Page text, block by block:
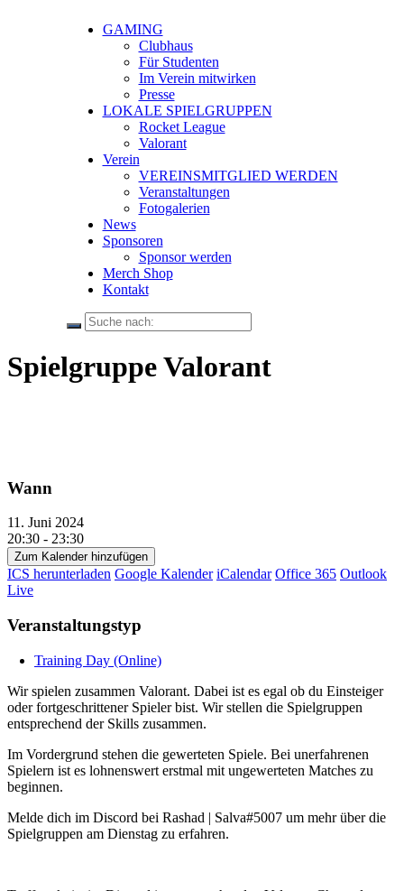
GAMING
Clubhaus
Für Studenten
Im Verein mitwirken
Presse
LOKALE SPIELGRUPPEN
Rocket League
Valorant
Verein
VEREINSMITGLIED WERDEN
Veranstaltungen
Fotogalerien
News
Sponsoren
Sponsor werden
Merch Shop
Kontakt
Spielgruppe Valorant
Wann
11. Juni 2024
20:30 - 23:30
Zum Kalender hinzufügen
ICS herunterladen Google Kalender iCalendar Office 365 Outlook
Live
Veranstaltungstyp
Training Day (Online)
Wir spielen zusammen Valorant. Dabei ist es egal ob du Einsteiger
oder fortgeschrittener Spieler bist. Wir stellen die Spielgruppen
entsprechend der Skills zusammen.
Im Vordergrund stehen die gewerteten Spiele. Bei unerfahrenen
Spielern ist es lohnenswert erstmal mit ungewerteten Matches zu
beginnen.
Melde dich im Discord bei Rashad | Salva#5007 um mehr über die
Spielgruppen am Dienstag zu erfahren.